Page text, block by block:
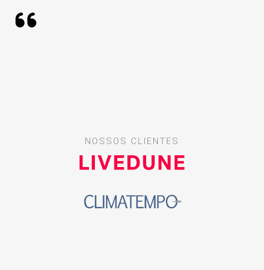
NOSSOS CLIENTES